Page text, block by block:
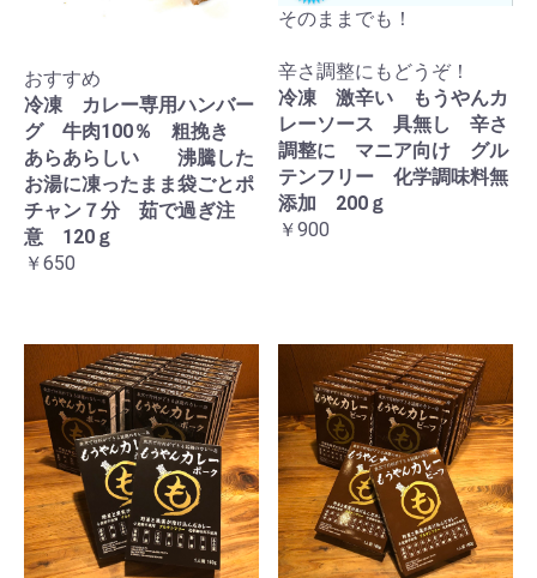
おすすめ
冷凍 カレー専用ハンバー
グ 牛肉100％ 粗挽き
あらあらしい 沸騰した
お湯に凍ったまま袋ごとポ
チャン７分 茹で過ぎ注
意 120ｇ
￥650
そのままでも！
辛さ調整にもどうぞ！
冷凍 激辛い もうやんカ
レーソース 具無し 辛さ
調整に マニア向け グル
テンフリー 化学調味料無
添加 200ｇ
￥900